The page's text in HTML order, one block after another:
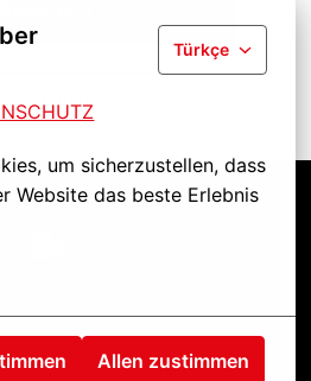
Türkçe
um sicherzustellen, dass
Website das beste Erlebnis
Allen zustimmen
Kontakt